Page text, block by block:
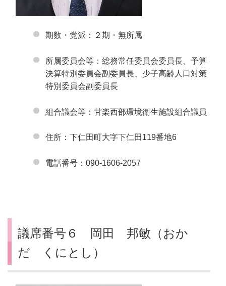
期数・党派：２期・無所属
所属委員会等：総務常任委員会委員長、予算
決算特別委員会副委員長、少子高齢人口対策
特別委員会副委員長
組合議会等：甘楽西部環境衛生施設組合議員
住所：下仁田町大字下仁田119番地6
電話番号：090-1606-2057
議席番号６ 岡田 邦敏（おか
だ くにとし）